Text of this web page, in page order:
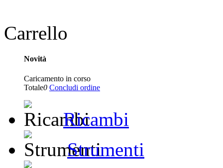
Carrello
Novità
Caricamento in corso
Totale0 Concludi ordine
Ricambi
Strumenti